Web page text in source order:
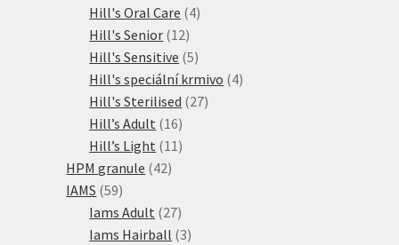
produkty
Hill's Oral Care 44
Hill's Senior 1212
produktů
Hill's Sensitive 55
produktů
Hill's speciální krmivo 44
Hill's Sterilised 2727
Hill’s Adult 1616
produktů
Hill’s Light 11 11
HPM granule 4242
IAMS 5959
produktů
Iams Adult 2727
produktů
Iams Hairball 33